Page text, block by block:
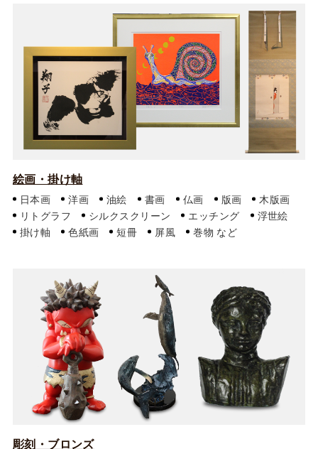
絵画・掛け軸
日本画 洋画 油絵 書画 仏画 版画
木版画
リトグラフ
シルクスクリーン エッチング
浮世絵
掛け軸
色紙画 短冊 屏風 巻物
彫刻・ブロンズ